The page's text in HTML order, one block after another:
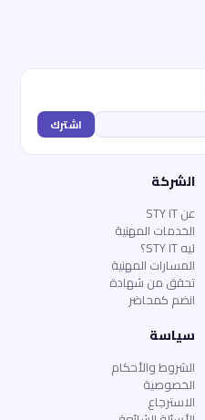
اشترك
الشركة
عن STY IT
الخدمات المهنية
ليه STY IT؟
المسارات المهنية
تحقق من شهادة
انضم كمحاضر
سياسة
الشروط والأحكام
الخصوصية
الاسترجاع